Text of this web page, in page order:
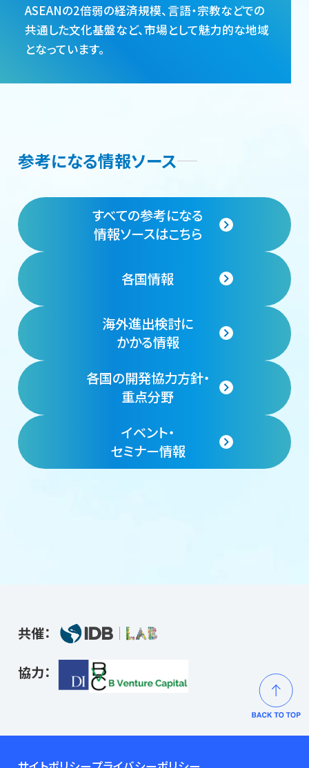
ASEANの2倍弱の経済規模、言語・宗教などでの
共通した文化基盤など、市場として魅力的な地域
となっています。
参考になる情報ソース
すべての参考になる
情報ソースはこちら
各国情報
海外進出検討に
かかる情報
各国の開発協力方針・
重点分野
イベント・
セミナー情報
共催：
協力：